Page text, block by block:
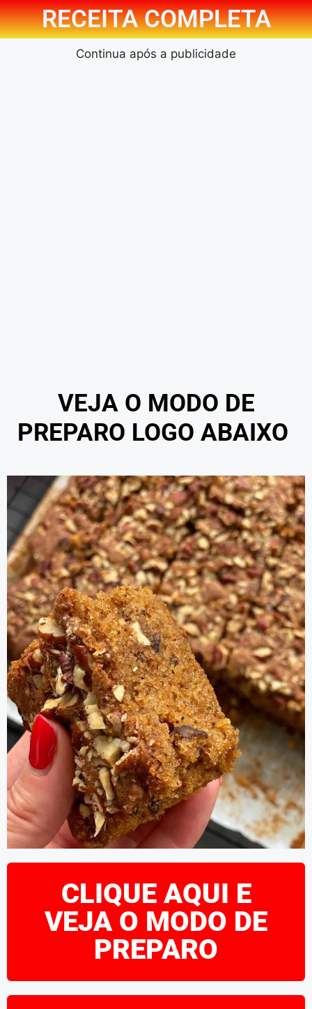
RECEITA COMPLETA
Continua após a publicidade
VEJA O MODO DE
PREPARO LOGO ABAIXO
CLIQUE AQUI E
VEJA O MODO DE
PREPARO